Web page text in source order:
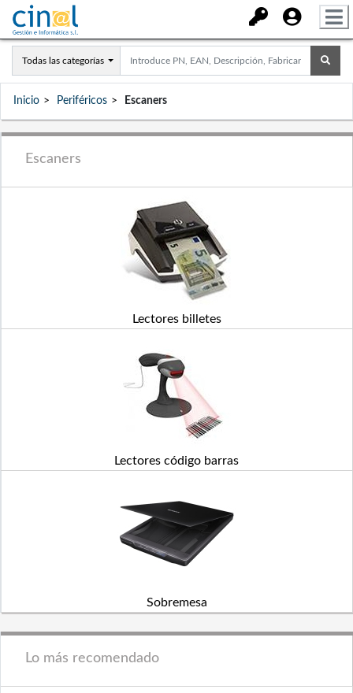
Todas las categorías
Inicio Periféricos Escaners
Escaners
Lectores billetes
Lectores código barras
Sobremesa
Lo más recomendado